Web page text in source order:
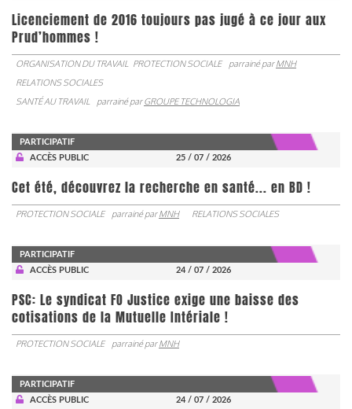
Licenciement de 2016 toujours pas jugé à ce jour aux
Prud’hommes !
ORGANISATION DU TRAVAIL PROTECTION SOCIALE parrainé parMNH
RELATIONS SOCIALES
SANTÉ AU TRAVAIL
parrainé parGROUPE TECHNOLOGIA
PARTICIPATIF
ACCÈS PUBLIC
25 / 07 / 2026
Cet été, découvrez la recherche en santé... en BD !
PROTECTION SOCIALE parrainé parMNH RELATIONS SOCIALES
PARTICIPATIF
ACCÈS PUBLIC
24 / 07 / 2026
PSC: Le syndicat FO Justice exige une baisse des
cotisations de la Mutuelle Intériale !
PROTECTION SOCIALE parrainé parMNH
PARTICIPATIF
ACCÈS PUBLIC
24 / 07 / 2026